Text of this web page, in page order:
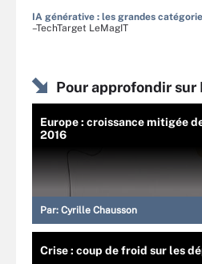
IA générative : les grandes
–TechTarget LeMagIT
Pour approfondir sur
Europe : croissance mitigée
2016
Par: Cyrille Chausson
Crise : coup de froid sur les